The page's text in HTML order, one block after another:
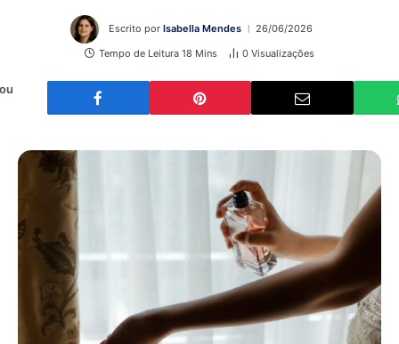
Escrito por Isabella Mendes
26/06/2026
Tempo de Leitura 18 Mins
0 Visualizações